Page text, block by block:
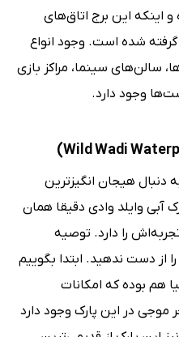
اینکه این برج اتاق‌های
شده است. وجود انواع
سالن‌های سینما، مراکز بازی
وجود دارد.
دنبال هیجان انگیزترین
آبی وایلد وادی دقیقا همان
را دارد. توصیه
از دست ندهید. ابتدا بگوییم
هم بوده که امکانات
موجی در این پارک وجود دارد